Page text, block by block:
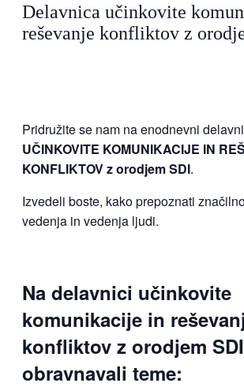
Delavnica učinkovite
reševanje konfliktov z
Pridružite se nam na enodnevni
UČINKOVITE KOMUNIKACIJE IN
KONFLIKTOV z orodjem SDI.
Izvedeli boste, kako prepoznati
vedenja in vedenja ljudi.
Na delavnici učinkovite
komunikacije in
konfliktov z orodjem
obravnavali teme: